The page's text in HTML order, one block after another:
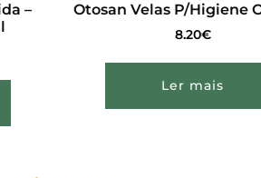
–
Otosan Velas P/Higiene
8.20€
Ler mais